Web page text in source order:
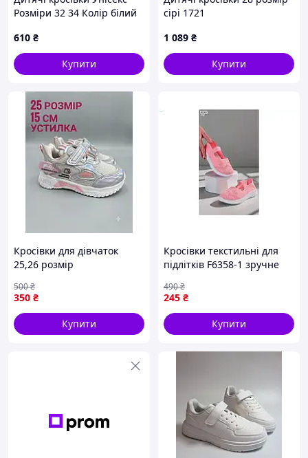
Розмiри 32 34 Колiр бiлий
610 ₴
Купити
сірі 1721
1 089 ₴
Купити
Кросівки для дівчаток
25,26 розмір
350 ₴
500₴
Купити
Кросівки текстильні для
підлітків F6358-1 зручне
відпочинку та
повсякденного носіння
245 ₴
490₴
Купити